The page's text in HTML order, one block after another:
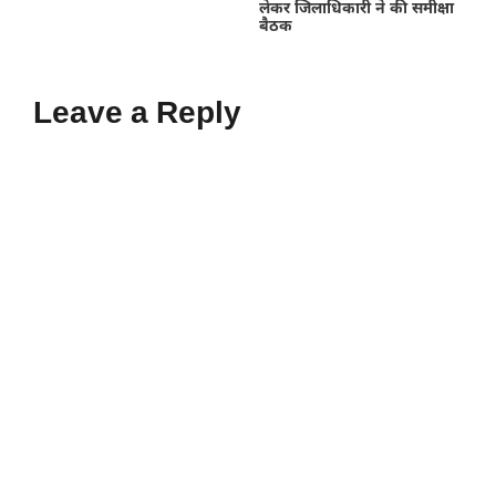
लेकर जिलाधिकारी ने की समीक्षा
बैठक
Leave a Reply